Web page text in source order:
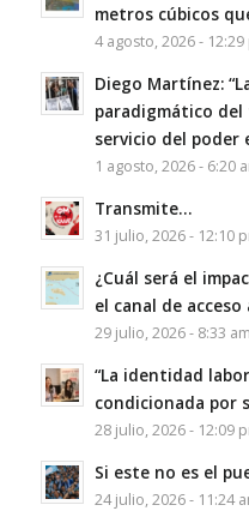
metros cúbicos
4 agosto, 2026 - 12:29
Diego Martínez:
paradigmático
servicio del poder
1 agosto, 2026 - 6:20
Transmite…
31 julio, 2026 - 12:10
¿Cuál será el
el canal de
29 julio, 2026 - 8:33 am
“La identidad
condicionada por
28 julio, 2026 - 12:09
Si este no es el
24 julio, 2026 - 11:24